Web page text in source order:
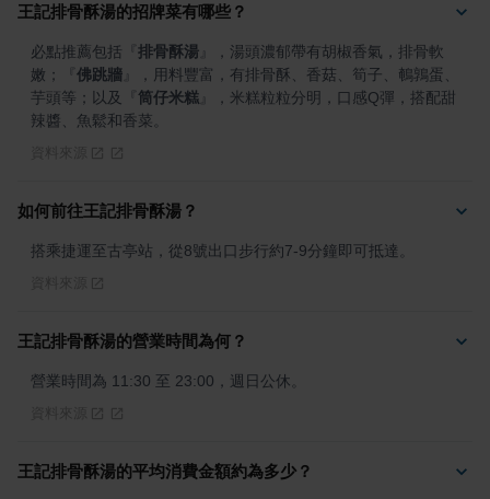
王記排骨酥湯的招牌菜有哪些？
必點推薦包括 排骨酥湯
，湯頭濃郁帶有胡椒香氣，排骨軟
嫩；
佛跳牆
，用料豐富，有排骨酥、香菇、筍子、鵪鶉蛋、
芋頭等；以及
筒仔米糕
，米糕粒粒分明，口感Q彈，搭配甜
辣醬、魚鬆和香菜。
如何前往王記排骨酥湯？
搭乘捷運至古亭站，從8號出口步行約7-9分鐘即可抵達。
王記排骨酥湯的營業時間為何？
營業時間為 11:30 至 23:00，週日公休。
王記排骨酥湯的平均消費金額約為多少？